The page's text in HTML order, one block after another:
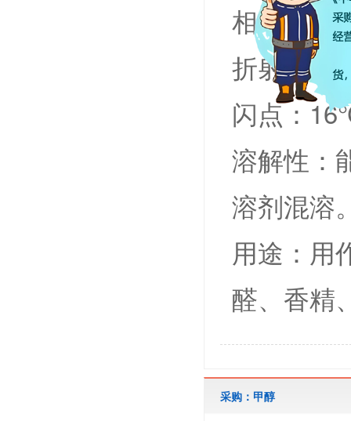
相对密度
折射率：
闪点：
溶解性：
溶剂混溶
用途：用
醛、香精
采购：甲醇